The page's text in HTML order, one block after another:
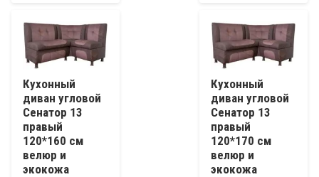
Кухонный
диван угловой
Сенатор 13
правый
120*160 см
велюр и
экокожа
Кухонный
диван угловой
Сенатор 13
правый
120*170 см
велюр и
экокожа